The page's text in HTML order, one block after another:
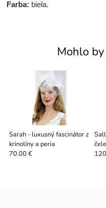
Farba: biela.
Mohlo
Sarah - luxusný fascinátor z
krinolíny a peria
70.00 €